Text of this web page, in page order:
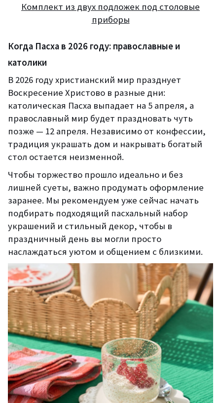
Комплект из двух подложек под столовые
приборы
Когда Пасха в 2026 году: православные и
католики
В 2026 году христианский мир празднует
Воскресение Христово в разные дни:
католическая Пасха выпадает на 5 апреля, а
православный мир будет праздновать чуть
позже — 12 апреля. Независимо от конфессии,
традиция украшать дом и накрывать богатый
стол остается неизменной.
Чтобы торжество прошло идеально и без
лишней суеты, важно продумать оформление
заранее. Мы рекомендуем уже сейчас начать
подбирать подходящий пасхальный набор
украшений и стильный декор, чтобы в
праздничный день вы могли просто
наслаждаться уютом и общением с близкими.